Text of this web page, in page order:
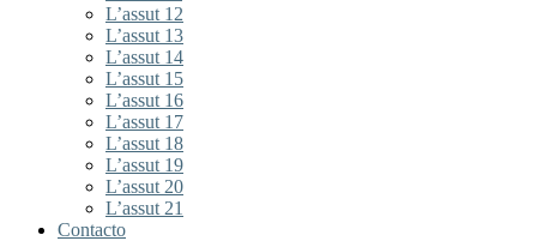
L’assut 12
L’assut 13
L’assut 14
L’assut 15
L’assut 16
L’assut 17
L’assut 18
L’assut 19
L’assut 20
L’assut 21
Contacto